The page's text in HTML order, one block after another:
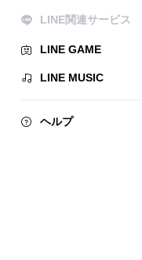
LINE関連サービス
LINE GAME
LINE MUSIC
ヘルプ